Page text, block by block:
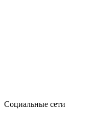
Социальные сети